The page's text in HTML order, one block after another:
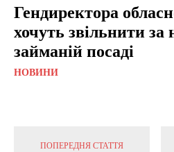
Гендиректора
хочуть звільнити за
займаній посаді
НОВИНИ
ПОПЕРЕДНЯ СТАТТЯ